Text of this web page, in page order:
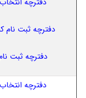
دفترچه ثبت نام
دفترچه ثبت نام
دفترچه انتخاب